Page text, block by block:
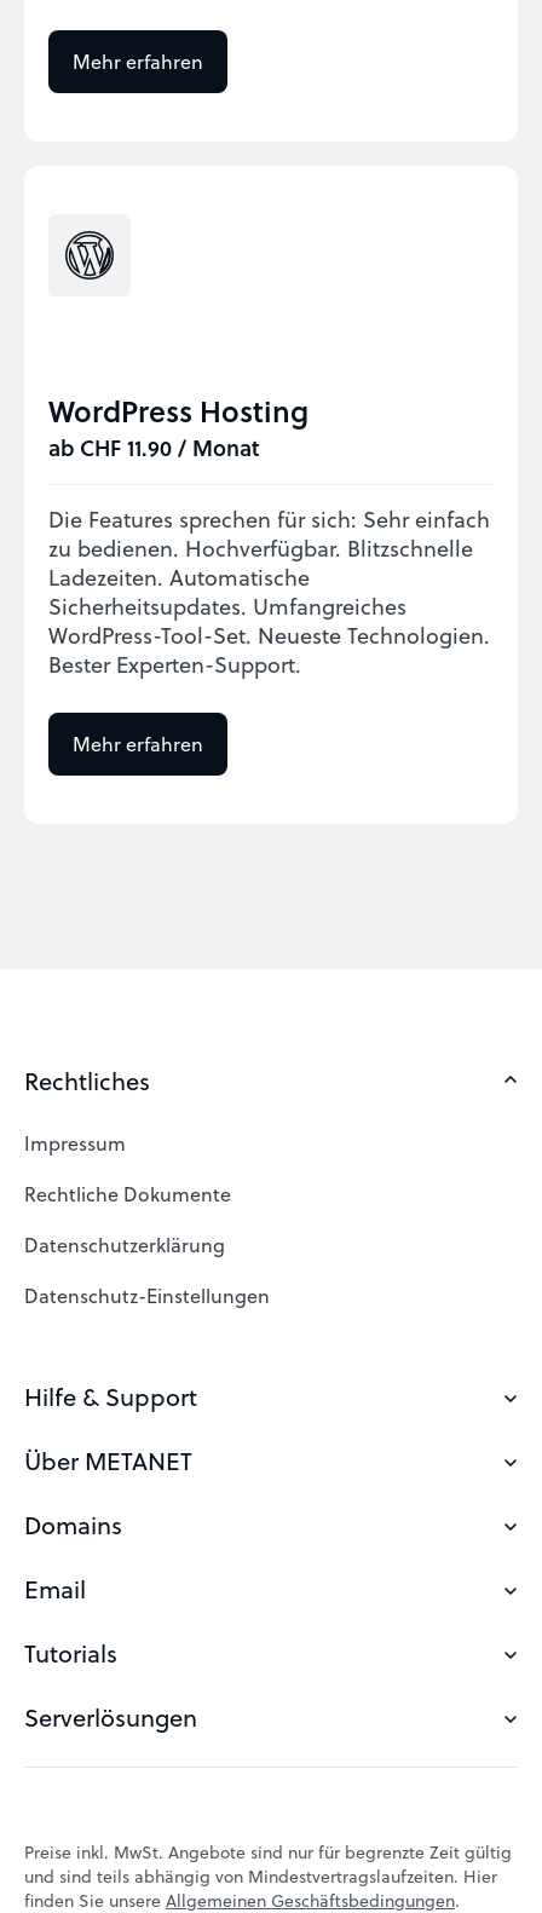
Mehr erfahren
WordPress Hosting
ab CHF 11.90 / Monat
Die Features sprechen für sich: Sehr einfach
zu bedienen. Hochverfügbar. Blitzschnelle
Ladezeiten. Automatische
Sicherheitsupdates. Umfangreiches
WordPress-Tool-Set. Neueste Technologien.
Bester Experten-Support.
Mehr erfahren
Rechtliches
Impressum
Rechtliche Dokumente
Datenschutzerklärung
Datenschutz-Einstellungen
Hilfe & Support
Kontakt
Blog
Domain Transfer zu METANET
Über METANET
Wieso mit METANET
Zertifizierungen
Empfehlungsprogramm
Über METANET
Domains
Was ist eine Domain?
Domainsuche
Domain Hosting
Eigene Domain
Domain Vergabe
Email
Email Adresse erstellen
Tutorials
Das grosse WordPress Tutorial
Das grosse E-Mail-Tutorial
Serverlösungen
Server Hosting
Preise inkl. MwSt. Angebote sind nur für begrenzte Zeit gültig
und sind teils abhängig von Mindestvertragslaufzeiten. Hier
finden Sie unsereAllgemeinen Geschäftsbedingungen.